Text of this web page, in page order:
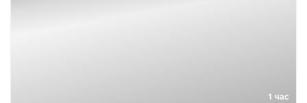
1 час